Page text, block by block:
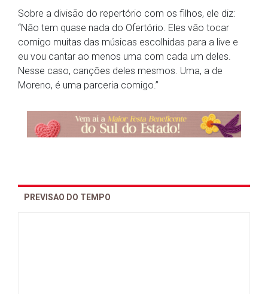
Sobre a divisão do repertório com os filhos, ele diz:
“Não tem quase nada do Ofertório. Eles vão tocar
comigo muitas das músicas escolhidas para a live e
eu vou cantar ao menos uma com cada um deles.
Nesse caso, canções deles mesmos. Uma, a de
Moreno, é uma parceria comigo.”
PREVISAO DO TEMPO